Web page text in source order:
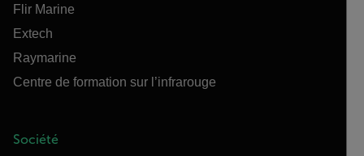
Flir Marine
Extech
Raymarine
Centre de formation sur l’infrarouge
Société